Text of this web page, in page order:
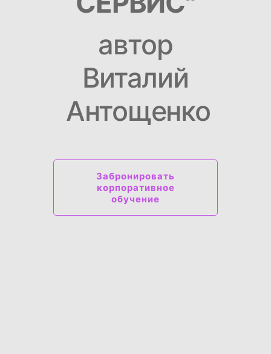
автор
Виталий
Антощенко
Забронировать
корпоративное
обучение